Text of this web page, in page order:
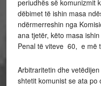
periudhës së komunizmit
dëbimet të ishin masa
ndërmerreshin nga
ana tjetër, këto masa
Penal të viteve 60, e më
Arbitraritetin dhe
shtetit komunist se ata